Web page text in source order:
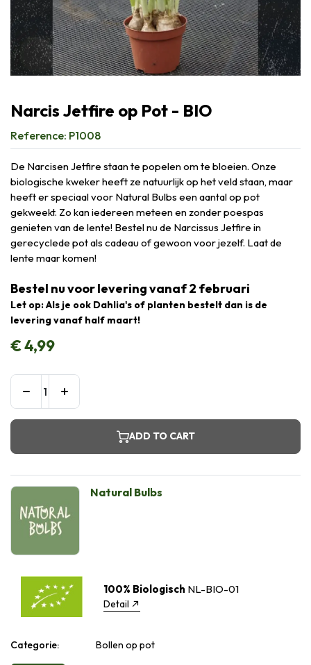
Narcis Jetfire op Pot - BIO
Reference: P1008
De Narcisen Jetfire staan te popelen om te bloeien. Onze
biologische kweker heeft ze natuurlijk op het veld staan, maar
heeft er speciaal voor Natural Bulbs een aantal op pot
gekweekt. Zo kan iedereen meteen en zonder poespas
genieten van de lente! Bestel nu de Narcissus Jetfire in
gerecyclede pot als cadeau of gewoon voor jezelf. Laat de
lente maar komen!
Bestel nu voor levering vanaf 2 februari
Let op: Als je ook Dahlia's of planten bestelt dan is de
levering vanaf half maart!
€4,99
ADD TO CART
Natural Bulbs
100% Biologisch NL-BIO-01
Detail
Categorie: Bollen op pot